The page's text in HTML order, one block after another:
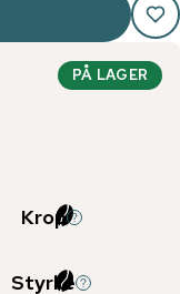
PÅ LAGER
Krop
Styrke